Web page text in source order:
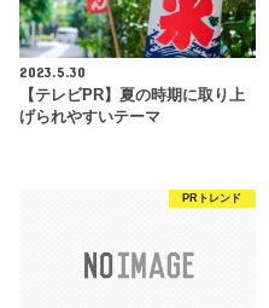
2023.5.30
【テレビPR】夏の時期に取り上
げられやすいテーマ
PRトレンド